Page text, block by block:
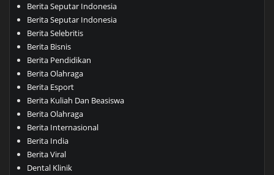
Berita Seputar Indonesia
Berita Seputar Indonesia
Berita Selebritis
Berita Bisnis
Berita Pendidikan
Berita Olahraga
Berita Esport
Berita Kuliah Dan Beasiswa
Berita Olahraga
Berita Internasional
Berita India
Berita Viral
Dental Klinik